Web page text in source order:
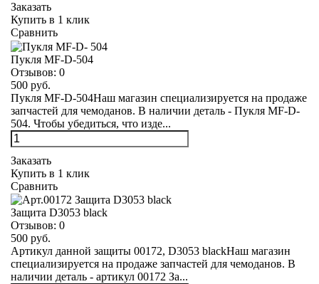
Заказать
Купить в 1 клик
Сравнить
Пукля MF-D-504
Отзывов: 0
500 руб.
Пукля MF-D-504Наш магазин специализируется на продаже
запчастей для чемоданов. В наличии деталь - Пукля MF-D-
504. Чтобы убедиться, что изде...
Заказать
Купить в 1 клик
Сравнить
Защита D3053 black
Отзывов: 0
500 руб.
Артикул данной защиты 00172, D3053 blackНаш магазин
специализируется на продаже запчастей для чемоданов. В
наличии деталь - артикул 00172 За...